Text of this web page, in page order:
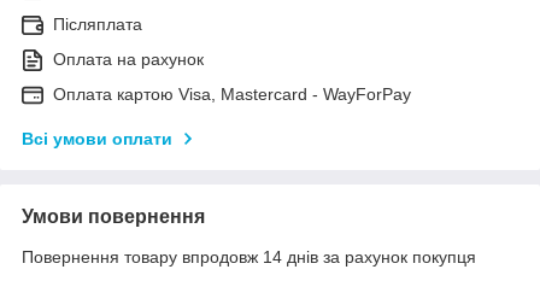
Післяплата
Оплата на рахунок
Оплата картою Visa, Mastercard - WayForPay
Всі умови оплати
Умови повернення
Повернення товару впродовж 14 днів за рахунок покупця